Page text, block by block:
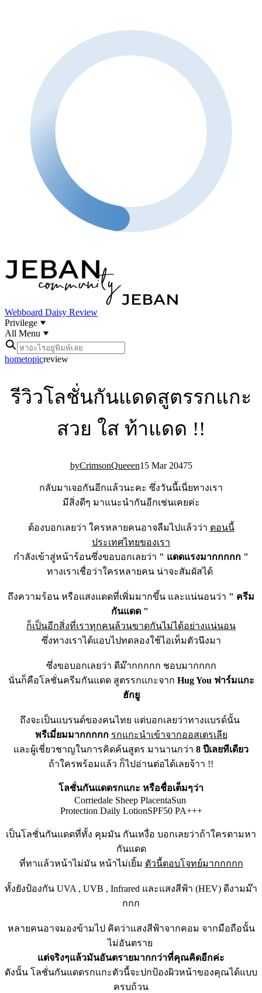
Webboard Daisy Review
Privilege
All Menu
hometopicreview
รีวิวโลชั่นกันแดดสูตรรกแกะ
สวย ใส ท้าแดด !!
CrimsonQueeen15 Mar 20475
กลับมาเจอกันอีกแล้วนะคะ ซึ่งวันนี้เนี่ยทางเรา
มีสิ่งดีๆ มาแนะนำกันอีกเช่นเคยค่ะ
ต้องบอกเลยว่า ใครหลายคนอาจลืมไปแล้วว่า ตอนนี้
ประเทศไทยของเรา
กำลังเข้าสู่หน้าร้อนซึ่งขอบอกเลยว่า " แดดแรงมากกกกก "
ทางเราเชื่อว่าใครหลายคน น่าจะสัมผัสได้
ถึงความร้อน หรือแสงแดดที่เพิ่มมากขึ้น และแน่นอนว่า " ครีม
กันแดด "
ก็เป็นอีกสิ่งที่เราทุกคนล้วนขาดกันไม่ได้อย่างแน่นอน
ซึ่งทางเราได้แอบไปทดลองใช้ไอเท็มตัวนึงมา
ซึ่งขอบอกเลยว่า ดีม๊ากกกกก ชอบมากกกก
นั่นก็คือโลชั่นครีมกันแดด สูตรรกแกะจาก Hug You ฟาร์มแกะ
ฮักยู
ถึงจะเป็นแบรนด์ของคนไทย แต่บอกเลยว่าทางแบรด์นั้น
พรีเมี่ยมมากกกกก รกแกะนำเข้าจากออสเตรเลีย
และผู้เชี่ยวชาญในการคิดค้นสูตร มานานกว่า 8 ปีเลยทีเดียว
ถ้าใครพร้อมแล้ว ก็ไปอ่านต่อได้เลยจ้าา !!
โลชั่นกันแดดรกแกะ หรือชื่อเต็มๆว่า
Corriedale Sheep PlacentaSun
Protection Daily LotionSPF50 PA+++
เป็นโลชั่นกันแดดที่ทั้ง คุมมัน กันเหงื่อ บอกเลยว่าถ้าใครตามหา
กันแดด
ที่ทาแล้วหน้าไม่มัน หน้าไม่เยิ้ม ตัวนี้ตอบโจทย์มากกกกก
ทั้งยังป้องกัน UVA , UVB , Infrared และแสงสีฟ้า (HEV) ดีงามม๊า
กกก
หลายคนอาจมองข้ามไป คิดว่าแสงสีฟ้าจากคอม จากมือถือนั้น
ไม่อันตราย
แต่จริงๆแล้วมันอันตรายมากกว่าที่คุณคิดอีกค่ะ
ดังนั้น โลชั่นกันแดดรกแกะตัวนี้จะปกป้องผิวหน้าของคุณได้แบบ
ครบถ้วน